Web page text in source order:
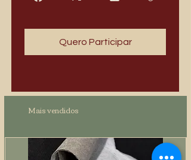
Quero Participar
Mais vendidos